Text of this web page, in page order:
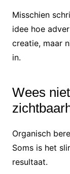
Misschien
idee hoe
creatie, maar
in.
Wees
Organisch
Soms is het
resultaat.